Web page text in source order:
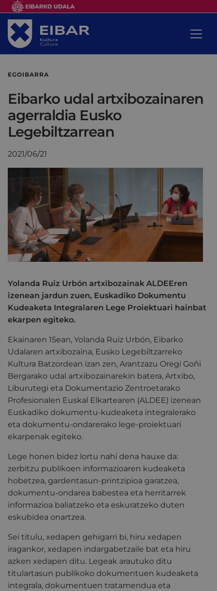
EGOIBARRA
Eibarko udal artxibozainaren
agerraldia Eusko
Legebiltzarrean
2021/06/21
Yolanda Ruiz Urbón artxibozainak ALDEEren
izenean jardun zuen, Euskadiko Dokumentu
Kudeaketa Integralaren Lege Proiektuari hainbat
ekarpen egiteko.
Ekainaren 15ean, Yolanda Ruiz Urbón, Eibarko
Udalaren artxibozaina, Eusko Legebiltzarreko
Kultura Batzordean izan zen, Arantzazu Oregi Goñi
Bergarako udal artxibozainarekin batera, Artxibo,
Liburutegi eta Dokumentazio Zentroetarako
Profesionalen Euskal Elkartearen (ALDEE) izenean
Euskadiko dokumentu-kudeaketa integralerako
eta dokumentu-ondarerako lege-proiektuari
ekarpenak egiteko.
Lege honen bidez lortu nahi dena hauxe da:
zerbitzu publikoen informazioaren kudeaketa
hobetzea, gardentasun-printzipioa garatzea,
dokumentu-ondarea babestea eta herritarrek
informazioa baliatzeko eta eskuratzeko duten
eskubidea onartzea.
Sei titulu, xedapen gehigarri bi, hiru xedapen
iragankor, xedapen indargabetzaile bat eta hiru
azken xedapen ditu. Legeak arautuko ditu
titulartasun publikoko dokumentuen kudeaketa
integrala, dokumentuen tratamendua eta